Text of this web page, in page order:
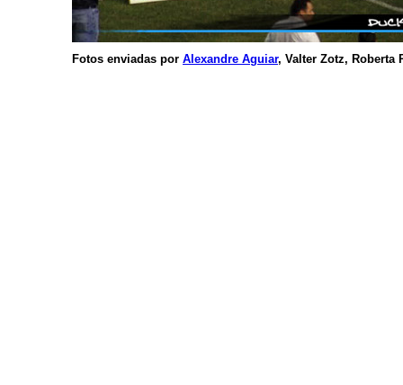
Fotos enviadas por Alexandre Aguiar, Valter Zotz, Roberta